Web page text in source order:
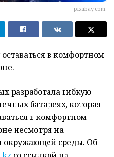
pixabay.com.
в комфортном
разработала гибкую
батареях, которая
в комфортном
несмотря на
окружающей среды. Об